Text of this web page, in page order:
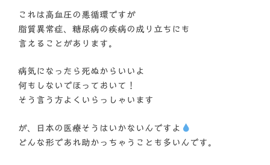
これは高血圧の悪循環ですが
脂質異常症、糖尿病の疾病の成り立ちにも
言えることがあります。
病気になったら死ぬからいいよ
何もしないでほっておいて！
そう言う方よくいらっしゃいます
が、日本の医療そうはいかないんですよ
どんな形であれ助かっちゃうことも多いんです。